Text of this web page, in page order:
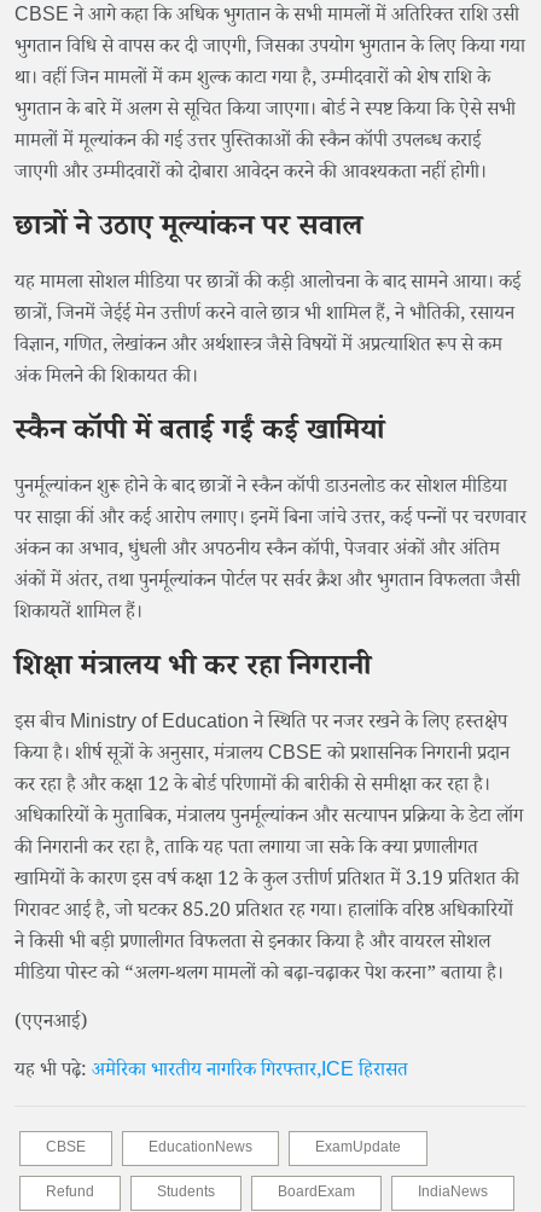
CBSE ने आगे कहा कि अधिक भुगतान के सभी मामलों में अतिरिक्त राशि उसी
भुगतान विधि से वापस कर दी जाएगी, जिसका उपयोग भुगतान के लिए किया गया
था। वहीं जिन मामलों में कम शुल्क काटा गया है, उम्मीदवारों को शेष राशि के
भुगतान के बारे में अलग से सूचित किया जाएगा। बोर्ड ने स्पष्ट किया कि ऐसे सभी
मामलों में मूल्यांकन की गई उत्तर पुस्तिकाओं की स्कैन कॉपी उपलब्ध कराई
जाएगी और उम्मीदवारों को दोबारा आवेदन करने की आवश्यकता नहीं होगी।
छात्रों ने उठाए मूल्यांकन पर सवाल
यह मामला सोशल मीडिया पर छात्रों की कड़ी आलोचना के बाद सामने आया। कई
छात्रों, जिनमें जेईई मेन उत्तीर्ण करने वाले छात्र भी शामिल हैं, ने भौतिकी, रसायन
विज्ञान, गणित, लेखांकन और अर्थशास्त्र जैसे विषयों में अप्रत्याशित रूप से कम
अंक मिलने की शिकायत की।
स्कैन कॉपी में बताई गईं कई खामियां
पुनर्मूल्यांकन शुरू होने के बाद छात्रों ने स्कैन कॉपी डाउनलोड कर सोशल मीडिया
पर साझा कीं और कई आरोप लगाए। इनमें बिना जांचे उत्तर, कई पन्नों पर चरणवार
अंकन का अभाव, धुंधली और अपठनीय स्कैन कॉपी, पेजवार अंकों और अंतिम
अंकों में अंतर, तथा पुनर्मूल्यांकन पोर्टल पर सर्वर क्रैश और भुगतान विफलता जैसी
शिकायतें शामिल हैं।
शिक्षा मंत्रालय भी कर रहा निगरानी
इस बीच Ministry of Education ने स्थिति पर नजर रखने के लिए हस्तक्षेप
किया है। शीर्ष सूत्रों के अनुसार, मंत्रालय CBSE को प्रशासनिक निगरानी प्रदान
कर रहा है और कक्षा 12 के बोर्ड परिणामों की बारीकी से समीक्षा कर रहा है।
अधिकारियों के मुताबिक, मंत्रालय पुनर्मूल्यांकन और सत्यापन प्रक्रिया के डेटा लॉग
की निगरानी कर रहा है, ताकि यह पता लगाया जा सके कि क्या प्रणालीगत
खामियों के कारण इस वर्ष कक्षा 12 के कुल उत्तीर्ण प्रतिशत में 3.19 प्रतिशत की
गिरावट आई है, जो घटकर 85.20 प्रतिशत रह गया। हालांकि वरिष्ठ अधिकारियों
ने किसी भी बड़ी प्रणालीगत विफलता से इनकार किया है और वायरल सोशल
मीडिया पोस्ट को “अलग-थलग मामलों को बढ़ा-चढ़ाकर पेश करना” बताया है।
(एएनआई)
यह भी पढ़े: अमेरिका भारतीय नागरिक गिरफ्तार,ICE हिरासत
CBSE EducationNews
ExamUpdate
Refund
Students BoardExam
IndiaNews